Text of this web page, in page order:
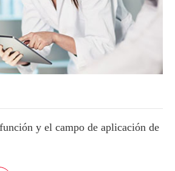
y el campo de aplicación de